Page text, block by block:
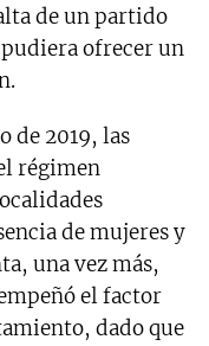
de un partido
ofrecer un
de 2019, las
régimen
de mujeres y
una vez más,
el factor
dado que